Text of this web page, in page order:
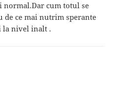
cum totul se
de ce mai nutrim sperante
la nivel inalt .